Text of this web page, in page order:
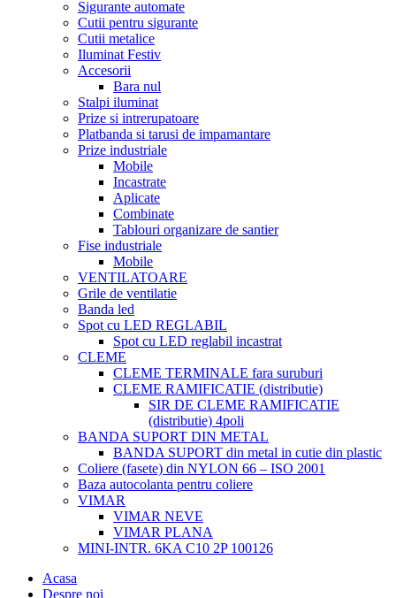
Sigurante automate
Cutii pentru sigurante
Cutii metalice
Iluminat Festiv
Accesorii
Bara nul
Stalpi iluminat
Prize si intrerupatoare
Platbanda si tarusi de impamantare
Prize industriale
Mobile
Incastrate
Aplicate
Combinate
Tablouri organizare de santier
Fise industriale
Mobile
VENTILATOARE
Grile de ventilatie
Banda led
Spot cu LED REGLABIL
Spot cu LED reglabil incastrat
CLEME
CLEME TERMINALE fara suruburi
CLEME RAMIFICATIE (distributie)
SIR DE CLEME RAMIFICATIE
(distributie) 4poli
BANDA SUPORT DIN METAL
BANDA SUPORT din metal in cutie din plastic
Coliere (fasete) din NYLON 66 – ISO 2001
Baza autocolanta pentru coliere
VIMAR
VIMAR NEVE
VIMAR PLANA
MINI-INTR. 6KA C10 2P 100126
Acasa
Despre noi